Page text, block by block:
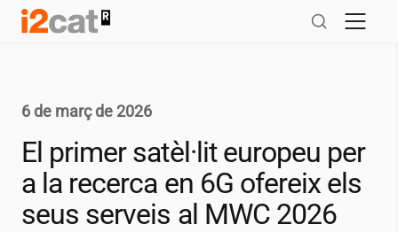
Salta
6 de març de 2026
El primer satèl·lit europeu per
a la recerca en 6G ofereix els
seus serveis al MWC 2026